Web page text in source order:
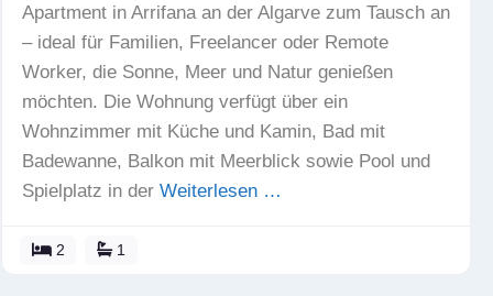
Apartment in Arrifana an der Algarve zum Tausch an
– ideal für Familien, Freelancer oder Remote
Worker, die Sonne, Meer und Natur genießen
möchten. Die Wohnung verfügt über ein
Wohnzimmer mit Küche und Kamin, Bad mit
Badewanne, Balkon mit Meerblick sowie Pool und
Spielplatz in der Weiterlesen …
2 1